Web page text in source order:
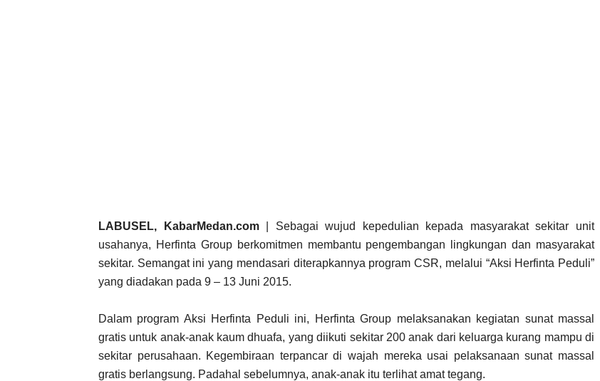
LABUSEL, KabarMedan.com| Sebagai wujud kepedulian kepada masyarakat sekitar unit
usahanya, Herfinta Group berkomitmen membantu pengembangan lingkungan dan masyarakat
sekitar. Semangat ini yang mendasari diterapkannya program CSR, melalui “Aksi Herfinta Peduli”
yang diadakan pada 9 – 13 Juni 2015.
Dalam program Aksi Herfinta Peduli ini, Herfinta Group melaksanakan kegiatan sunat massal
gratis untuk anak-anak kaum dhuafa, yang diikuti sekitar 200 anak dari keluarga kurang mampu di
sekitar perusahaan. Kegembiraan terpancar di wajah mereka usai pelaksanaan sunat massal
gratis berlangsung. Padahal sebelumnya, anak-anak itu terlihat amat tegang.